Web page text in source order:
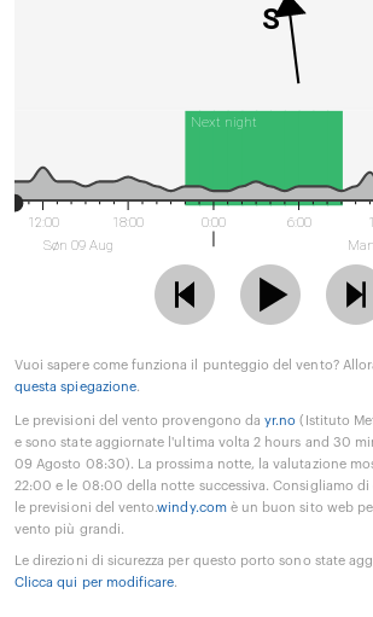
S
Next night
12:00
Søn 09 Aug
18:00 0:00 6:00
Vuoi sapere come funziona il punteggio del vento?
questa spiegazione.
Le previsioni del vento provengono dayr.no (Istituto
e sono state aggiornate l'ultima volta 2 hours and 30
09 Agosto 08:30). La prossima notte, la valutazione
22:00 e le 08:00 della notte successiva. Consigliamo
le previsioni del vento.windy.comè un buon sito web
vento più grandi.
Le direzioni di sicurezza per questo porto sono state
Clicca qui per modificare.